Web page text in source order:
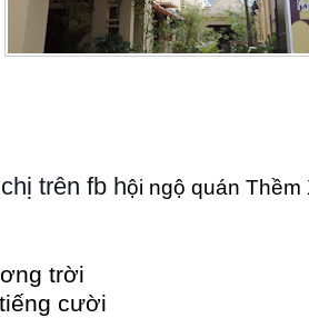
trên fb hội ngộ quán
trời
cười